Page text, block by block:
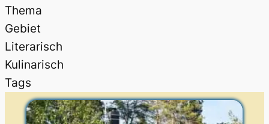
Thema
Gebiet
Literarisch
Kulinarisch
Tags